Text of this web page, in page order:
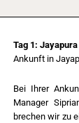
Tag 1: Jayapura
Ankunft in
Bei Ihrer
Manager
brechen wir zu